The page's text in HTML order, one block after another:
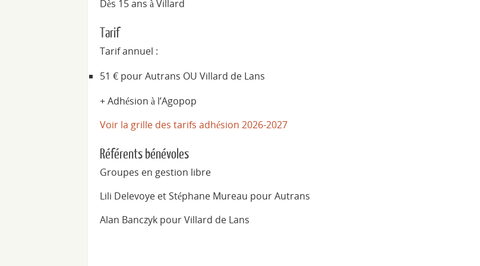
Dès 15 ans à Villard
Tarif
Tarif annuel :
51 € pour Autrans OU Villard de Lans
+ Adhésion à l’Agopop
Voir la grille des tarifs adhésion 2026-2027
Référents bénévoles
Groupes en gestion libre
Lili Delevoye et Stéphane Mureau pour Autrans
Alan Banczyk pour Villard de Lans